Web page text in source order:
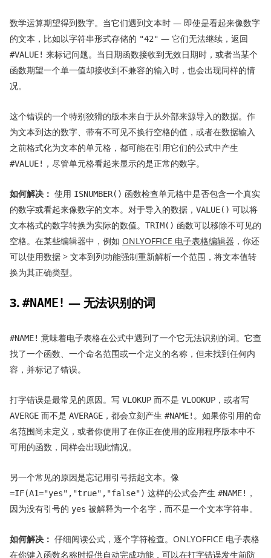
数学运算期望得到数字。当它们遇到文本时 — 即使是看起来像数字
的文本，比如以字符串形式存储的 "42" — 它们无法继续，返回
#VALUE! 来标记问题。当日期函数接收到无效日期时，或者当某个
函数期望一个单一值却接收到不兼容的输入时，也会出现同样的情
况。
这个错误的一个特别狡猾的版本来自于从外部来源导入的数据。作
为文本到达的数字、带有不可见不换行空格的值，或者在数据输入
之前格式化为文本的单元格，都可能在引用它们的公式中产生
#VALUE! ，尽管单元格看起来显示的是正常的数字。
如何解决： 使用 ISNUMBER() 函数检查单元格中是否包含一个真实
的数字或看起来像数字的文本。对于导入的数据， VALUE() 可以将
文本格式的数字转换为实际的数值。 TRIM() 函数可以移除不可见的
空格。在某些编辑器中，例如 ONLYOFFICE 电子表格编辑器 ，你还
可以使用数据 > 文本到列功能强制重新解析一个范围，将文本值转
换为其正确类型。
3.#NAME! — 无法识别的词
#NAME! 意味着电子表格在公式中遇到了一个它无法识别的词。它查
找了一个函数、一个命名范围或一个定义的名称，但未找到任何内
容，并标记了错误。
打字错误是最常见的原因。写 VLOKUP 而不是 VLOOKUP ，或者写
AVERGE 而不是 AVERAGE ，都会立刻产生 #NAME! 。如果你引用的命
名范围尚未定义，或者你使用了在你正在使用的应用程序版本中不
可用的函数，同样会出现此情况。
另一个常见的原因是忘记用引号括起文本。像
=IF(A1="yes","true","false") 这样的公式会产生 #NAME! ，
因为没有引号的 yes 被解释为一个名字，而不是一个文本字符串。
如何解决： 仔细阅读公式，逐个字符检查。ONLYOFFICE 电子表格
在你键入函数名称时提供自动完成功能，可以在打字错误发生前防